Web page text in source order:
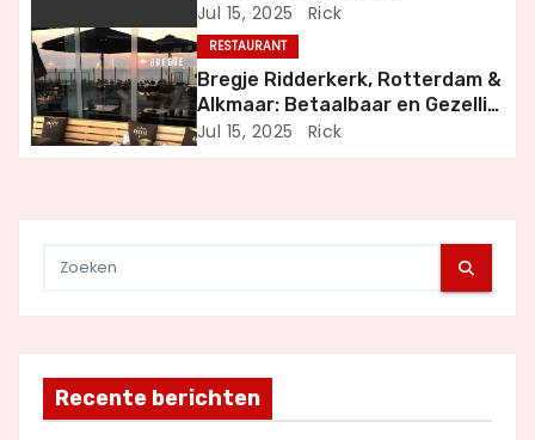
a
t
i
Jul 15, 2025 Rick
RESTAURANT
Bregje Ridderkerk, Rotterdam &
Alkmaar: Betaalbaar en Gezellig
Uit Eten
Jul 15, 2025 Rick
Recente berichten